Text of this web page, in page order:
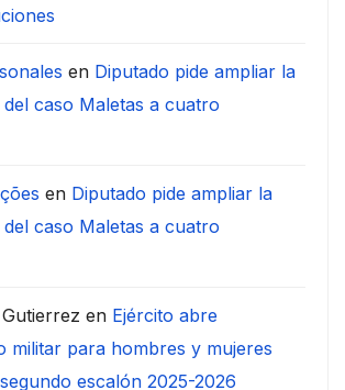
en Diputado pide ampliar la
caso Maletas a cuatro
en Diputado pide ampliar la
caso Maletas a cuatro
en Ejército abre
militar para hombres y mujeres
escalón 2025-2026